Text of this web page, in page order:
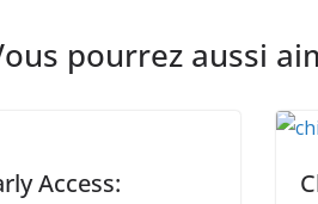
pourrez aussi
Access: